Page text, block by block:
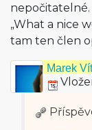
„What a nice
tam ten člen
Marek